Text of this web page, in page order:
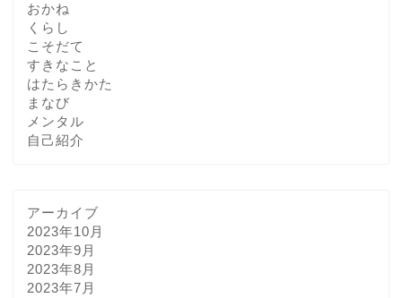
おかね
くらし
こそだて
すきなこと
はたらきかた
まなび
メンタル
自己紹介
アーカイブ
2023年10月
2023年9月
2023年8月
2023年7月